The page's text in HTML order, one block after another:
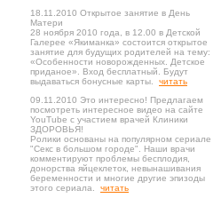
18.11.2010 Открытое занятие в День
Матери
28 ноября 2010 года, в 12.00 в Детской
Галерее «Якиманка» состоится открытое
занятие для будущих родителей на тему:
«Особенности новорожденных. Детское
приданое». Вход бесплатный. Будут
выдаваться бонусные карты. читать
09.11.2010 Это интересно! Предлагаем
посмотреть интересное видео на сайте
YouTube с участием врачей Клиники
ЗДОРОВЬЯ!
Ролики основаны на популярном сериале
"Секс в большом городе". Наши врачи
комментируют проблемы бесплодия,
донорства яйцеклеток, невынашивания
беременности и многие другие эпизоды
этого сериала. читать